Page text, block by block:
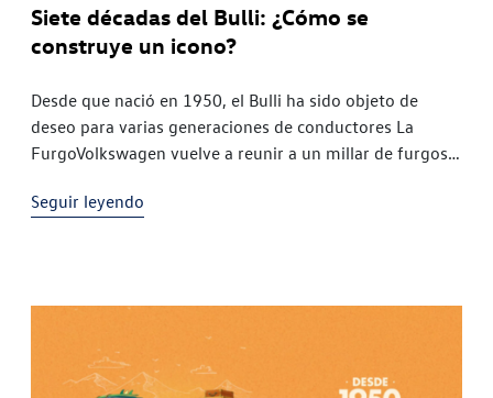
Siete décadas del Bulli: ¿Cómo se
construye un icono?
Desde que nació en 1950, el Bulli ha sido objeto de
deseo para varias generaciones de conductores La
FurgoVolkswagen vuelve a reunir a un millar de furgos y
Seguir leyendo